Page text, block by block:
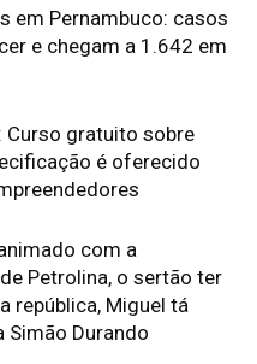
em Pernambuco: casos
e chegam a 1.642 em
Curso gratuito sobre
é oferecido
com a
Petrolina, o sertão ter
república, Miguel tá
Simão Durando